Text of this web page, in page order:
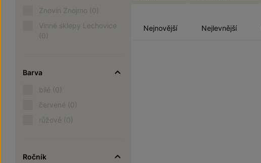
Znovín Znojmo (0)
Vinné sklepy Lechovice
(0)
Barva
bílé (0)
červené (0)
růžové (0)
Ročník
Nejnovější Nejlevnější